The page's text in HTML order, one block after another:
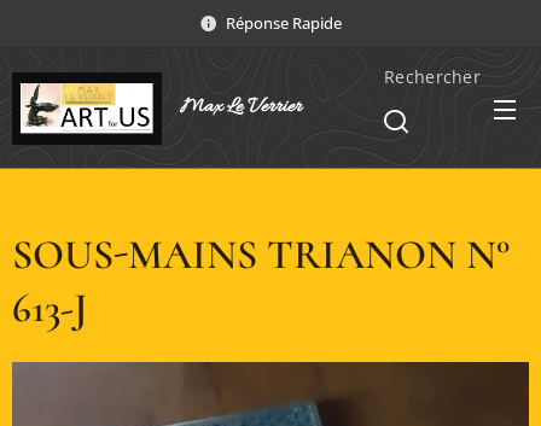
Réponse Rapide
Max Le Verrier
Rechercher
SOUS-MAINS TRIANON N°
613-J